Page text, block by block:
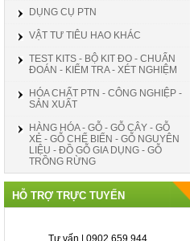
DỤNG CỤ PTN
VẬT TƯ TIÊU HAO KHÁC
TEST KITS - BỘ KIT ĐO - CHUẨN
ĐOÁN - KIỂM TRA - XÉT NGHIỆM
HÓA CHẤT PTN - CÔNG NGHIỆP -
SẢN XUẤT
HÀNG HÓA - GỖ - GỖ CÂY - GỖ
XẺ - GỖ CHẾ BIẾN - GỖ NGUYÊN
LIỆU - ĐỒ GỖ GIA DỤNG - GỖ
TRỒNG RỪNG
HỖ TRỢ TRỰC TUYẾN
Tư vấn | 0902 659 944